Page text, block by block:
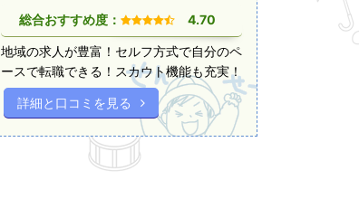
総合おすすめ度： 4.70
地域の求人が豊富！セルフ方式で自分のペ
ースで転職できる！スカウト機能も充実！
詳細と口コミを見る